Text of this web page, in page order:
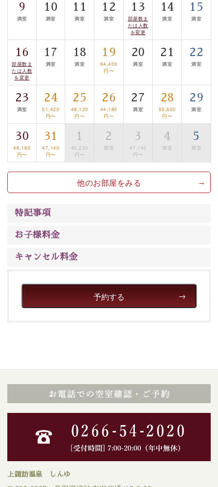
以上がプラン内容です。
上諏訪温泉“しんゆ”なら諏訪大社など歴史ある諏訪の街
るお部屋、 大人のたしなみを感じていただける、美しく
癒される宿で贅沢に幸せのときを安心してお過ごしくだ
さい。
9
満室
10
満室
11
満室
12
満室
13
部屋数ま
たは人数
を変更
14
満室
15
満室
16
部屋数ま
たは人数
を変更
17
満室
18
満室
19
64,400
円〜
20
満室
21
満室
22
満室
23
満室
24
51,420
円〜
25
48,120
円〜
26
44,180
円〜
27
満室
28
55,600
円〜
29
満室
30
46,160
円〜
31
47,140
円〜
1
40,220
円〜
2
満室
3
47,140
円〜
4
満室
5
満室
他のお部屋をみる
特記事項
お子様料金
キャンセル料金
予約する
上諏訪温泉 しんゆ